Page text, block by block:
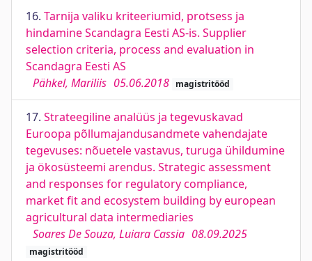
16. Tarnija valiku kriteeriumid, protsess ja
hindamine Scandagra Eesti AS-is. Supplier
selection criteria, process and evaluation in
Scandagra Eesti AS
Pähkel, Mariliis 05.06.2018 magistritööd
17. Strateegiline analüüs ja tegevuskavad
Euroopa põllumajandusandmete vahendajate
tegevuses: nõuetele vastavus, turuga ühildumine
ja ökosüsteemi arendus. Strategic assessment
and responses for regulatory compliance,
market fit and ecosystem building by european
agricultural data intermediaries
Soares De Souza, Luiara Cassia 08.09.2025
magistritööd